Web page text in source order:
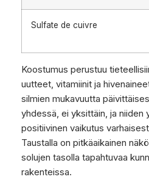
Sulfate de cuivre
Koostumus perustuu
uutteet, vitamiinit ja
silmien mukavuutta
yhdessä, ei yksittäin, ja niiden
positiivinen vaikutus
Taustalla on pitkäaikainen
solujen tasolla tapahtuvaa
rakenteissa.